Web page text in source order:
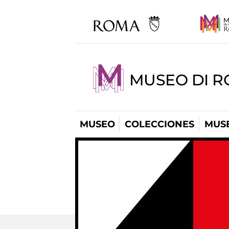
MUSEO DI
MUSEO COLECCIONES